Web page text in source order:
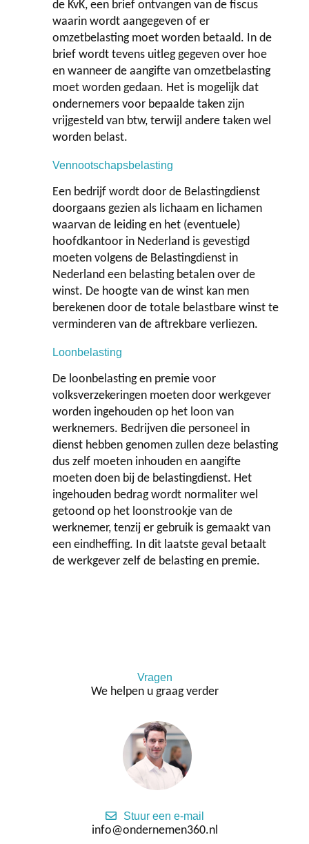
de KvK, een brief ontvangen van de fiscus
waarin wordt aangegeven of er
omzetbelasting moet worden betaald. In de
brief wordt tevens uitleg gegeven over hoe
en wanneer de aangifte van omzetbelasting
moet worden gedaan. Het is mogelijk dat
ondernemers voor bepaalde taken zijn
vrijgesteld van btw, terwijl andere taken wel
worden belast.
Vennootschapsbelasting
Een bedrijf wordt door de Belastingdienst
doorgaans gezien als lichaam en lichamen
waarvan de leiding en het (eventuele)
hoofdkantoor in Nederland is gevestigd
moeten volgens de Belastingdienst in
Nederland een belasting betalen over de
winst. De hoogte van de winst kan men
berekenen door de totale belastbare winst te
verminderen van de aftrekbare verliezen.
Loonbelasting
De loonbelasting en premie voor
volksverzekeringen moeten door werkgever
worden ingehouden op het loon van
werknemers. Bedrijven die personeel in
dienst hebben genomen zullen deze belasting
dus zelf moeten inhouden en aangifte
moeten doen bij de belastingdienst. Het
ingehouden bedrag wordt normaliter wel
getoond op het loonstrookje van de
werknemer, tenzij er gebruik is gemaakt van
een eindheffing. In dit laatste geval betaalt
de werkgever zelf de belasting en premie.
Vragen
We helpen u graag verder
Stuur een e-mail
info@ondernemen360.nl